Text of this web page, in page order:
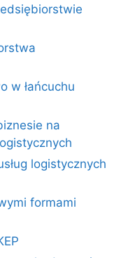
w łańcuchu
na
logistycznych
formami